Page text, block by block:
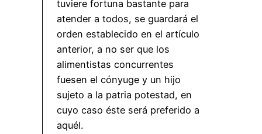
tuviere fortuna bastante para
atender a todos, se guardará el
orden establecido en el artículo
anterior, a no ser que los
alimentistas concurrentes
fuesen el cónyuge y un hijo
sujeto a la patria potestad, en
cuyo caso éste será preferido a
aquél.